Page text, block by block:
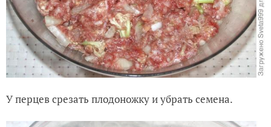
У перцев срезать плодоножку и убрать семена.